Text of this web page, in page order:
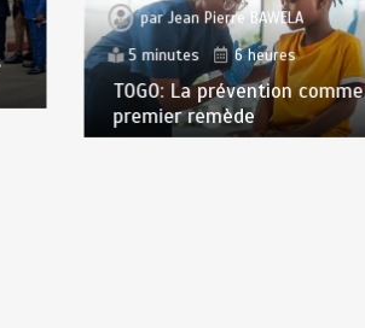
parJean Pierre BAWELA
5 minutes
6 heures
TOGO: La prévention comme
premier remède